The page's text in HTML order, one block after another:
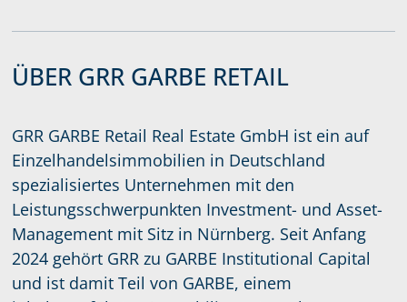
ÜBER GRR GARBE RETAIL
GRR GARBE Retail Real Estate GmbH ist ein auf
Einzelhandelsimmobilien in Deutschland
spezialisiertes Unternehmen mit den
Leistungsschwerpunkten Investment- und Asset-
Management mit Sitz in Nürnberg. Seit Anfang
2024 gehört GRR zu GARBE Institutional Capital
und ist damit Teil von GARBE, einem